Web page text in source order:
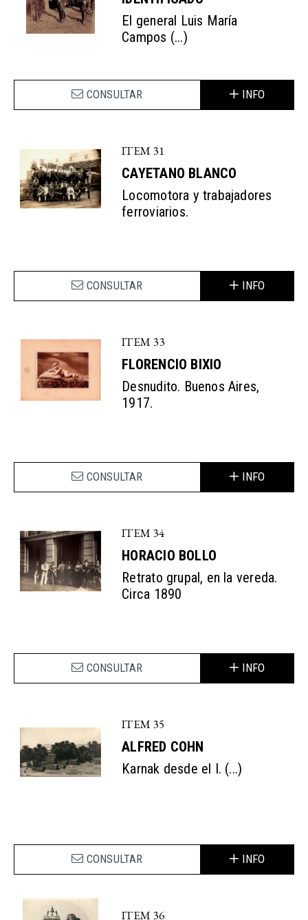
El general Luis María
Campos (...)
CONSULTAR INFO
ITEM 31
CAYETANO BLANCO
Locomotora y trabajadores
ferroviarios.
CONSULTAR INFO
ITEM 33
FLORENCIO BIXIO
Desnudito. Buenos Aires,
1917.
CONSULTAR INFO
ITEM 34
HORACIO BOLLO
Retrato grupal, en la vereda.
Circa 1890
CONSULTAR INFO
ITEM 35
ALFRED COHN
Karnak desde el I. (...)
CONSULTAR INFO
ITEM 36